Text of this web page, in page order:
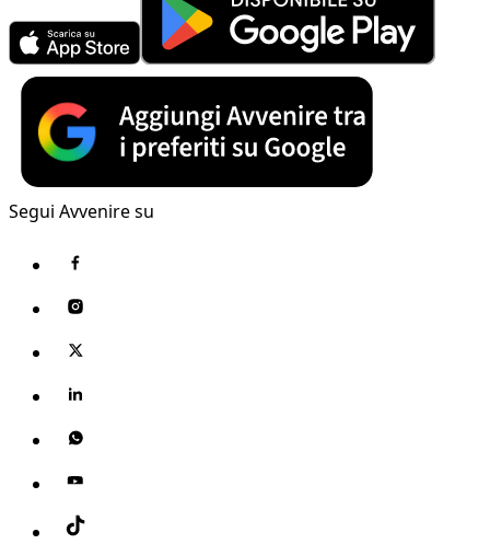
Segui Avvenire su